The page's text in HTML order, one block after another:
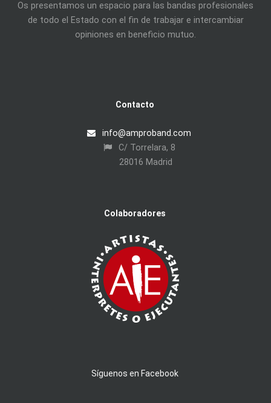
Os presentamos un espacio para las bandas profesionales
de todo el Estado con el fin de trabajar e intercambiar
opiniones en beneficio mutuo.
Contacto
info@amproband.com
C/ Torrelara, 8
28016 Madrid
Colaboradores
Síguenos en Facebook